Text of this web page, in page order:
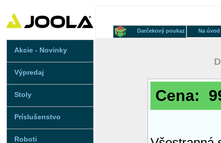
Akcie - Novinky
Výpredaj
Stoly
Príslušenstvo
Roboti
Na úvod
Darčekový poukaz
Cena: